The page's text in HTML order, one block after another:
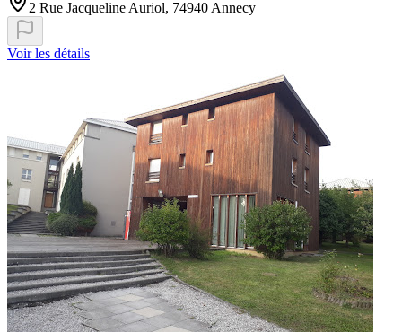
2 Rue Jacqueline Auriol, 74940 Annecy
Voir les détails